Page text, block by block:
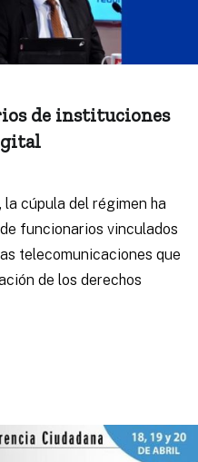
de instituciones
la cúpula del régimen ha
funcionarios vinculados
telecomunicaciones que
de los derechos